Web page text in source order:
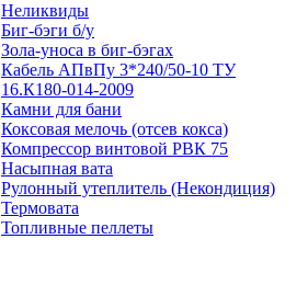
Неликвиды
Биг-бэги б/у
Зола-уноса в биг-бэгах
Кабель АПвПу 3*240/50-10 ТУ
16.К180-014-2009
Камни для бани
Коксовая мелочь (отсев кокса)
Компрессор винтовой РВК 75
Насыпная вата
Рулонный утеплитель (Некондиция)
Термовата
Топливные пеллеты